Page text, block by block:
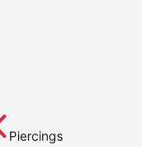
Piercings